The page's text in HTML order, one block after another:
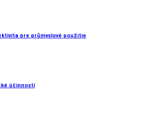
pre průmyslové použitie
účinnosti